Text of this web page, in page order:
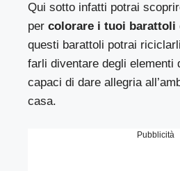
Qui sotto infatti potrai
per colorare i tuoi barattoli
questi barattoli potrai
farli diventare degli elementi
capaci di dare allegria
casa.
Pubblicità